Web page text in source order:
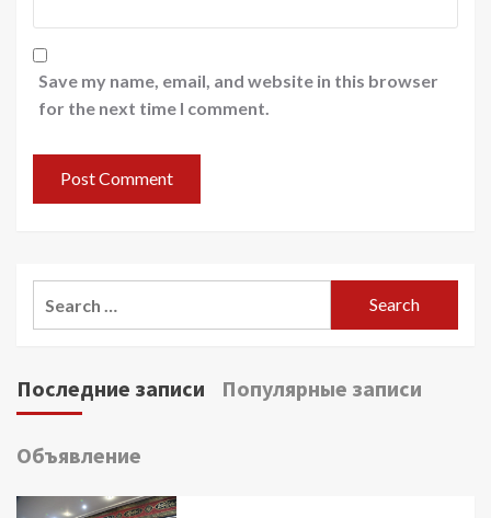
Save my name, email, and website in this browser
for the next time I comment.
Последние записи Популярные записи
Объявление